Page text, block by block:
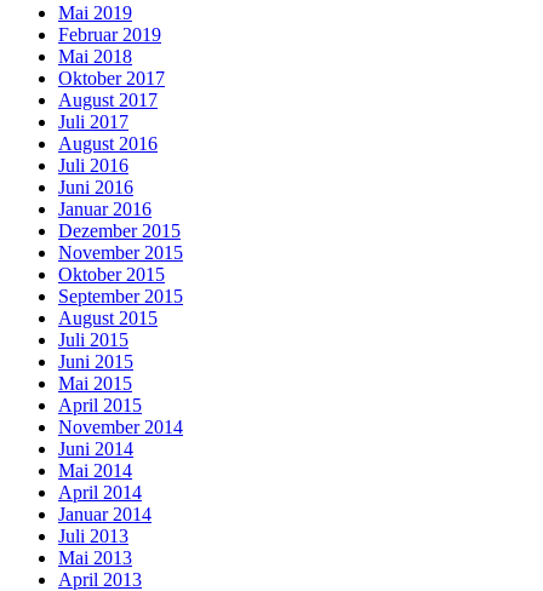
Mai 2019
Februar 2019
Mai 2018
Oktober 2017
August 2017
Juli 2017
August 2016
Juli 2016
Juni 2016
Januar 2016
Dezember 2015
November 2015
Oktober 2015
September 2015
August 2015
Juli 2015
Juni 2015
Mai 2015
April 2015
November 2014
Juni 2014
Mai 2014
April 2014
Januar 2014
Juli 2013
Mai 2013
April 2013